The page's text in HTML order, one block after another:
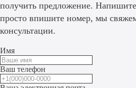
НАЗАД
НАЗАД
КАТАЛОГ
получить предложение.
просто впишите номер, мы
консультации.
Имя
Ваш телефон